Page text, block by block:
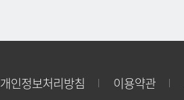
개인정보처리방침 이용약관